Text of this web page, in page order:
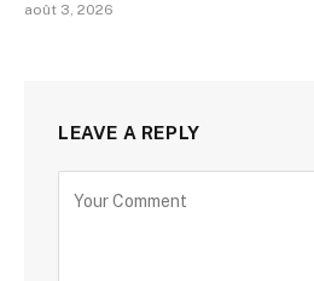
août 3, 2026
LEAVE A REPLY